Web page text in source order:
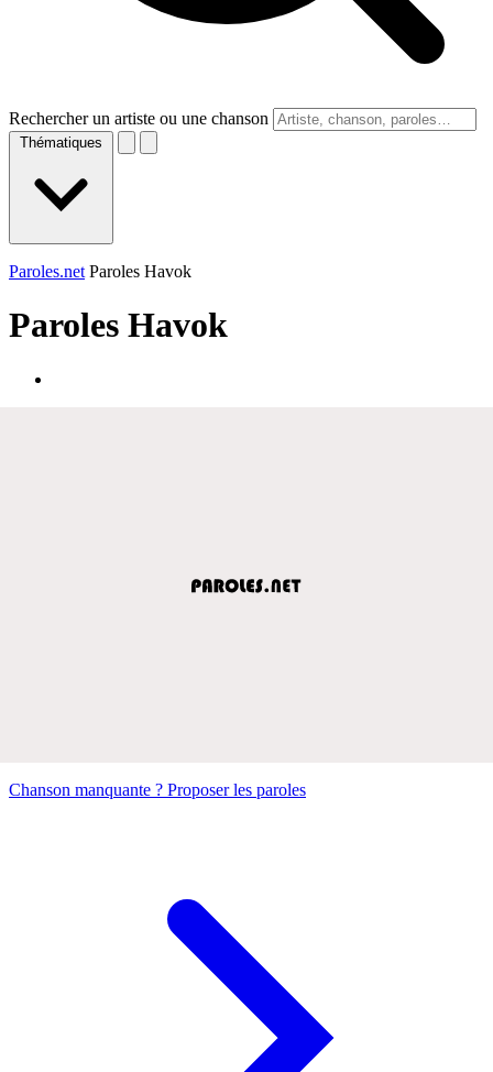
Rechercher un artiste ou une chanson
Thématiques
Paroles.net Paroles Havok
Paroles Havok
Chanson manquante ? Proposer les paroles